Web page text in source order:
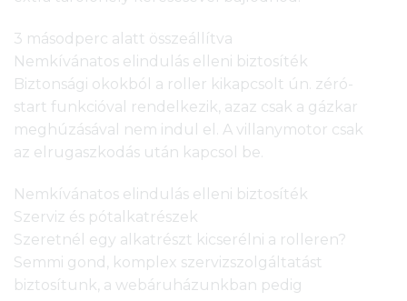
3 másodperc alatt összeállítva
Nemkívánatos elindulás elleni biztosíték
Biztonsági okokból a roller kikapcsolt ún. zéró-
start funkcióval rendelkezik, azaz csak a gázkar
meghúzásával nem indul el. A villanymotor csak
az elrugaszkodás után kapcsol be.
Nemkívánatos elindulás elleni biztosíték
Szerviz és pótalkatrészek
Szeretnél egy alkatrészt kicserélni a rolleren?
Semmi gond, komplex szervizszolgáltatást
biztosítunk, a webáruházunkban pedig